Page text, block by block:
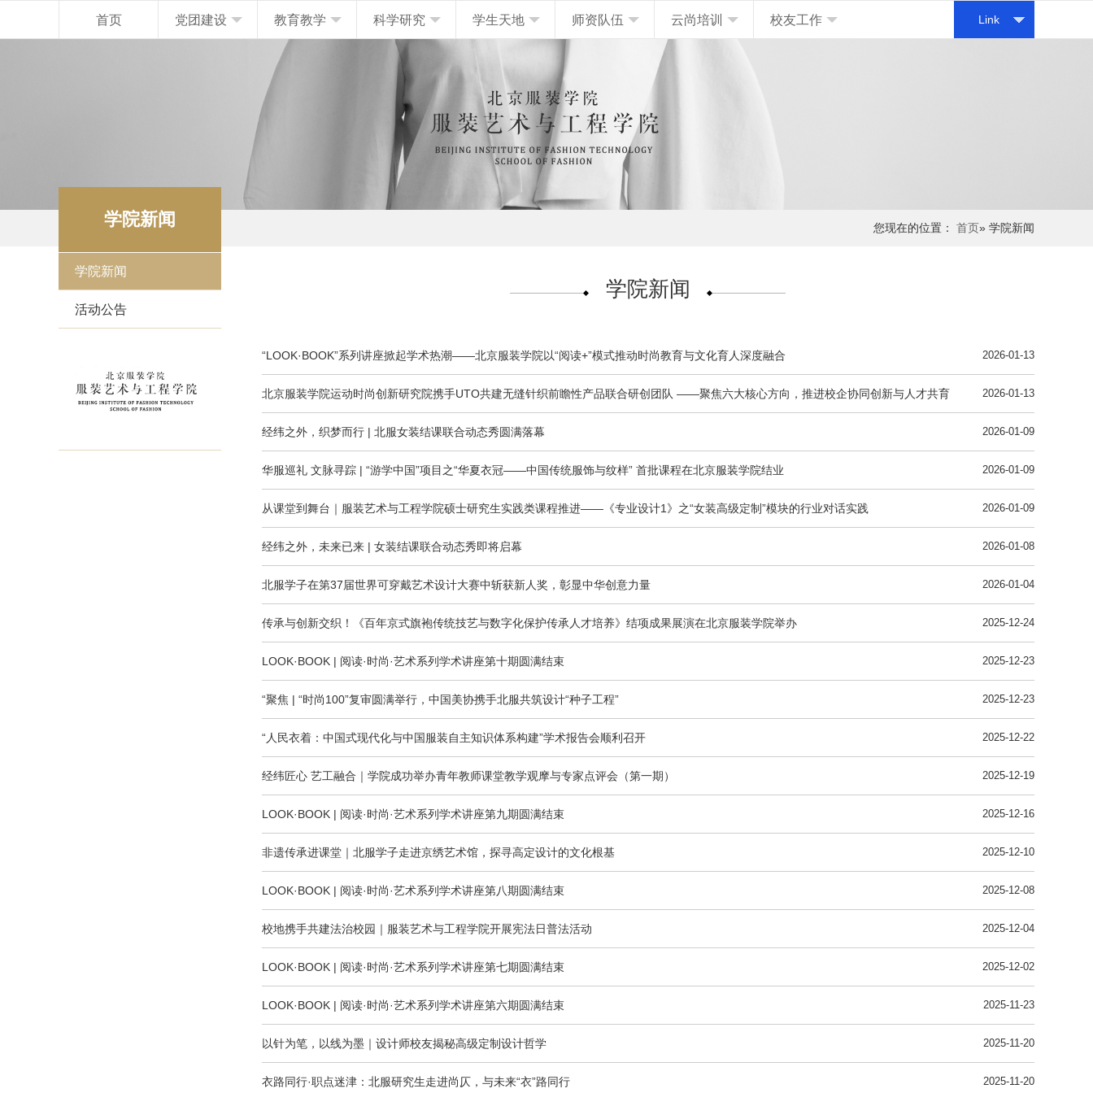
首页 党团建设 教育教学 科学研究 学生天地 师资队伍 云尚培训 校友工作 Link
您现在的位置： 首页» 学院新闻
学院新闻
学院新闻
活动公告
学院新闻
“LOOK·BOOK”系列讲座掀起学术热潮——北京服装学院以“阅读+”模式推动时尚教育与文化育人深度融合 2026-01-13
北京服装学院运动时尚创新研究院携手UTO共建无缝针织前瞻性产品联合研创团队 ——聚焦六大核心方向，推进校企协同创新与人才共育 2026-01-13
经纬之外，织梦而行 | 北服女装结课联合动态秀圆满落幕 2026-01-09
华服巡礼 文脉寻踪 | “游学中国”项目之“华夏衣冠——中国传统服饰与纹样” 首批课程在北京服装学院结业 2026-01-09
从课堂到舞台｜服装艺术与工程学院硕士研究生实践类课程推进——《专业设计1》之“女装高级定制”模块的行业对话实践 2026-01-09
经纬之外，未来已来 | 女装结课联合动态秀即将启幕 2026-01-08
北服学子在第37届世界可穿戴艺术设计大赛中斩获新人奖，彰显中华创意力量 2026-01-04
传承与创新交织！《百年京式旗袍传统技艺与数字化保护传承人才培养》结项成果展演在北京服装学院举办 2025-12-24
LOOK·BOOK | 阅读·时尚·艺术系列学术讲座第十期圆满结束 2025-12-23
“聚焦 | “时尚100”复审圆满举行，中国美协携手北服共筑设计“种子工程” 2025-12-23
“人民衣着：中国式现代化与中国服装自主知识体系构建”学术报告会顺利召开 2025-12-22
经纬匠心 艺工融合｜学院成功举办青年教师课堂教学观摩与专家点评会（第一期） 2025-12-19
LOOK·BOOK | 阅读·时尚·艺术系列学术讲座第九期圆满结束 2025-12-16
非遗传承进课堂｜北服学子走进京绣艺术馆，探寻高定设计的文化根基 2025-12-10
LOOK·BOOK | 阅读·时尚·艺术系列学术讲座第八期圆满结束 2025-12-08
校地携手共建法治校园｜服装艺术与工程学院开展宪法日普法活动 2025-12-04
LOOK·BOOK | 阅读·时尚·艺术系列学术讲座第七期圆满结束 2025-12-02
LOOK·BOOK | 阅读·时尚·艺术系列学术讲座第六期圆满结束 2025-11-23
以针为笔，以线为墨｜设计师校友揭秘高级定制设计哲学 2025-11-20
衣路同行·职点迷津：北服研究生走进尚仄，与未来“衣”路同行 2025-11-20